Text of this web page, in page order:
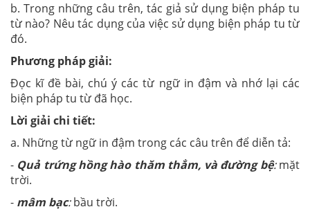
b. Trong những câu trên, tác giả sử dụng biện pháp tu
từ nào? Nêu tác dụng của việc sử dụng biện pháp tu từ
đó.
Phương pháp giải:
Đọc kĩ đề bài, chú ý các từ ngữ in đậm và nhớ lại các
biện pháp tu từ đã học.
Lời giải chi tiết:
a. Những từ ngữ in đậm trong các câu trên để diễn tả:
- Quả trứng hồng hào thăm thẳm, và đường bệ:mặt
trời.
- mâm bạc: bầu trời.